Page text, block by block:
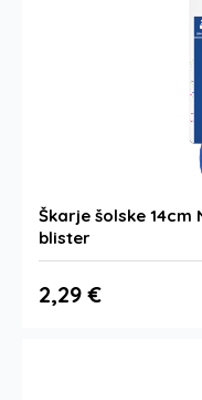
Škarje šolske 14cm
blister
2,29 €